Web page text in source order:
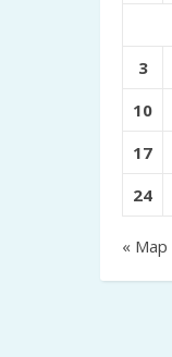
3
10
17
24
« Мар